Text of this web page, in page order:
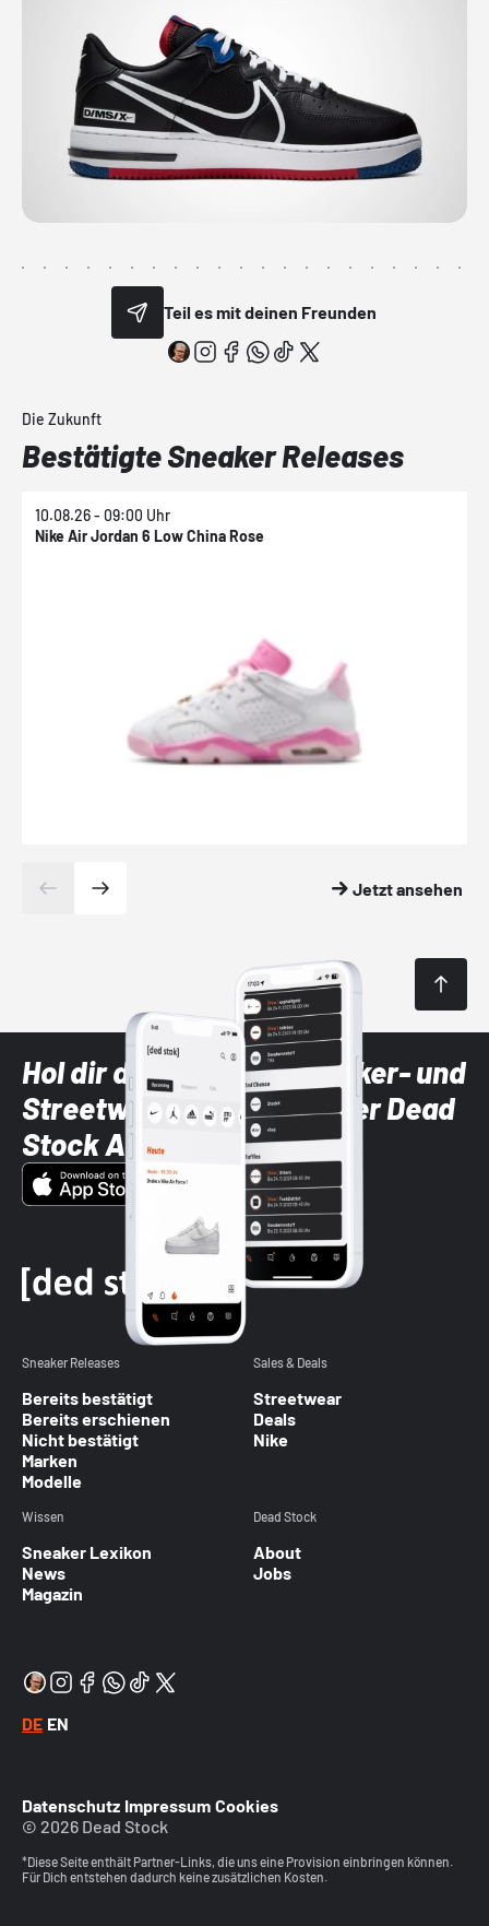
Teil es mit deinen Freunden
Die Zukunft
Bestätigte Sneaker Releases
10.08.26 - 09:00 Uhr
Nike Air Jordan 6 Low China Rose
Jetzt ansehen
Hol dir die neuesten Sneaker- und
Streetwear-Brands mit der Dead
Stock App
Sneaker Releases
Bereits bestätigt
Bereits erschienen
Nicht bestätigt
Marken
Modelle
Sales & Deals
Streetwear
Deals
Nike
Wissen
Sneaker Lexikon
News
Magazin
Dead Stock
About
Jobs
DE EN
Datenschutz Impressum Cookies
© 2026 Dead Stock
*Diese Seite enthält Partner-Links, die uns eine Provision einbringen können.
Für Dich entstehen dadurch keine zusätzlichen Kosten.